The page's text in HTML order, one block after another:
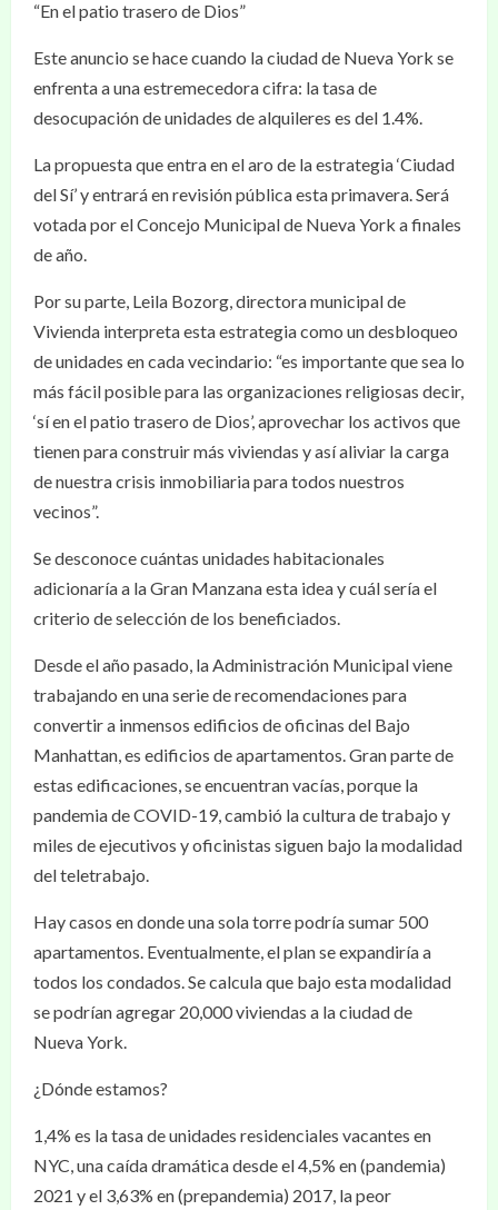
“En el patio trasero de Dios”
Este anuncio se hace cuando la ciudad de Nueva York se
enfrenta a una estremecedora cifra: la tasa de
desocupación de unidades de alquileres es del 1.4%.
La propuesta que entra en el aro de la estrategia ‘Ciudad
del Sí’ y entrará en revisión pública esta primavera. Será
votada por el Concejo Municipal de Nueva York a finales
de año.
Por su parte, Leila Bozorg, directora municipal de
Vivienda interpreta esta estrategia como un desbloqueo
de unidades en cada vecindario: “es importante que sea lo
más fácil posible para las organizaciones religiosas decir,
‘sí en el patio trasero de Dios’, aprovechar los activos que
tienen para construir más viviendas y así aliviar la carga
de nuestra crisis inmobiliaria para todos nuestros
vecinos”.
Se desconoce cuántas unidades habitacionales
adicionaría a la Gran Manzana esta idea y cuál sería el
criterio de selección de los beneficiados.
Desde el año pasado, la Administración Municipal viene
trabajando en una serie de recomendaciones para
convertir a inmensos edificios de oficinas del Bajo
Manhattan, es edificios de apartamentos. Gran parte de
estas edificaciones, se encuentran vacías, porque la
pandemia de COVID-19, cambió la cultura de trabajo y
miles de ejecutivos y oficinistas siguen bajo la modalidad
del teletrabajo.
Hay casos en donde una sola torre podría sumar 500
apartamentos. Eventualmente, el plan se expandiría a
todos los condados. Se calcula que bajo esta modalidad
se podrían agregar 20,000 viviendas a la ciudad de
Nueva York.
¿Dónde estamos?
1,4% es la tasa de unidades residenciales vacantes en
NYC, una caída dramática desde el 4,5% en (pandemia)
2021 y el 3,63% en (prepandemia) 2017, la peor